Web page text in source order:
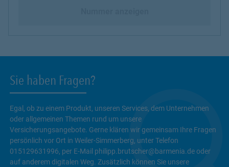
Sie haben Fragen?
Egal, ob zu einem Produkt, unseren Services, dem Unternehmen
oder allgemeinen Themen rund um unsere
Versicherungsangebote. Gerne klären wir gemeinsam Ihre Fragen
persönlich vor Ort in Weiler-Simmerberg, unter Telefon
015129631996, per E-Mail philipp.brutscher@barmenia.de oder
auf anderem digitalen Weg. Zusätzlich können Sie unsere